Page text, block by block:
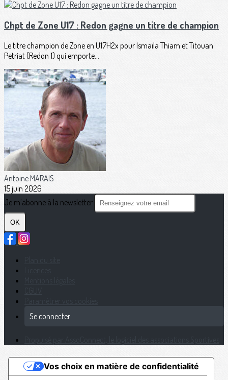
Chpt de Zone U17 : Redon gagne un titre de champion
Le titre champion de Zone en U17H2x pour Ismaïla Thiam et Titouan
Petriat (Redon 1) qui emporte...
Antoine MARAIS
15 juin 2026
Je m'abonne à la newsletter
OK
Se connecter
Vos choix en matière de confidentialité